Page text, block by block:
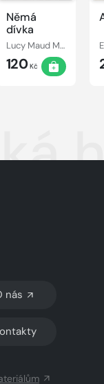
Němá
dívka
Lucy Maud Montgomery
120Kč
TMAVÝ REŽIM
nás